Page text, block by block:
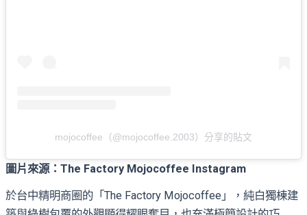
mojocoffee（@mojocoffee.2003）分享的貼文
圖片來源：The Factory Mojocoffee Instagram
於台中精明商圈的「The Factory Mojocoffee」，純白獨棟建